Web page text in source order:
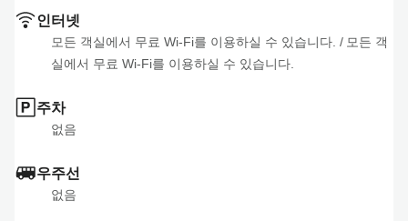
인터넷
모든 객실에서 무료 Wi-Fi를 이용하실 수 있습니다. / 모든 객
실에서 무료 Wi-Fi를 이용하실 수 있습니다.
주차
없음
우주선
없음